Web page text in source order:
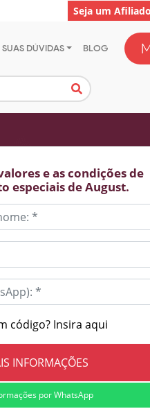
Seja um Afiliado
SUAS DÚVIDAS BLOG
e as condições de
especiais de August.
código? Insira aqui
por WhatsApp